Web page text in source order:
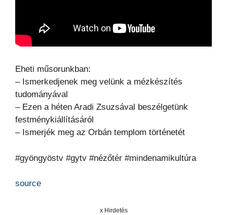
Eheti műsorunkban:
– Ismerkedjenek meg velünk a mézkészítés
tudományával
– Ezen a héten Aradi Zsuzsával beszélgetünk
festménykiállításáról
– Ismerjék meg az Orbán templom történetét
#gyöngyöstv #gytv #nézőtér #mindenamikultúra
source
x Hirdetés